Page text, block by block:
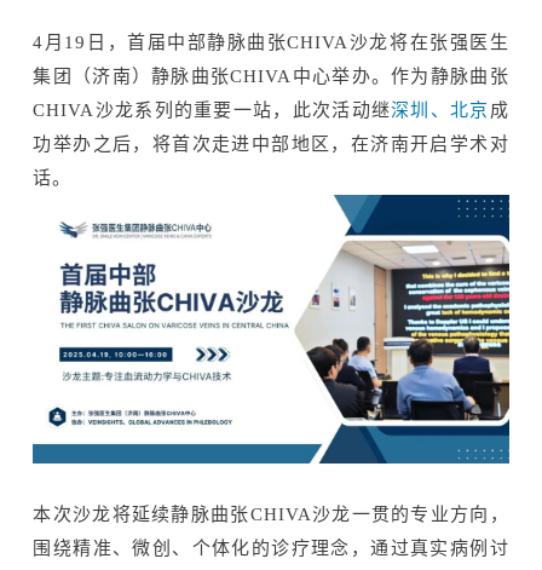
4月 19 日，首届中部静脉曲张CHIVA沙龙将在张强医生
集团（济南）静脉曲张CHIVA中心举办。作为静脉曲张
CHIVA沙龙系列的重要一站，此次活动继深圳 、北京 成
功举办之后，将首次走进中部地区，在济南开启学术对
话。
本次沙龙将延续静脉曲张CHIVA沙龙一贯的专业方向，
围绕精准、微创、个体化的诊疗理念，通过真实病例讨